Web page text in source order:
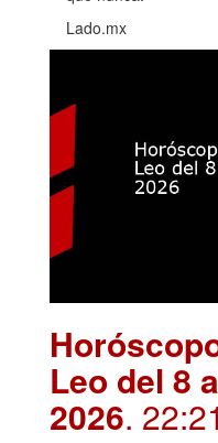
Lado.mx
Leo del 8
2026.